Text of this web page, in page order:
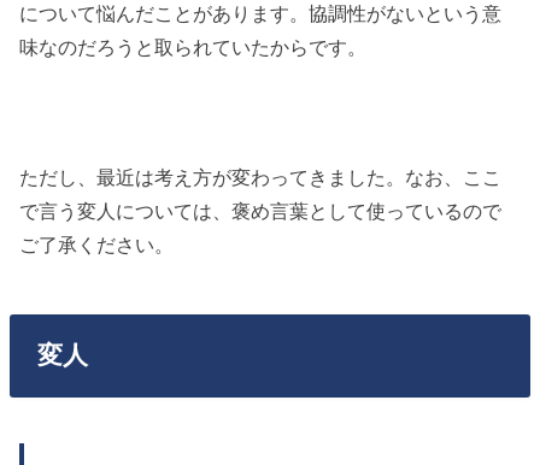
について悩んだことがあります。協調性がないという意
味なのだろうと取られていたからです。
ただし、最近は考え方が変わってきました。なお、ここ
で言う変人については、褒め言葉として使っているので
ご了承ください。
変人